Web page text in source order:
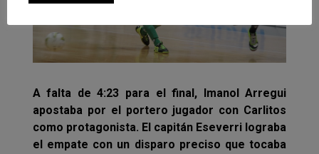
A falta de 4:23 para el final, Imanol Arregui
apostaba por el portero jugador con Carlitos
como protagonista. El capitán Eseverri lograba
el empate con un disparo preciso que tocaba